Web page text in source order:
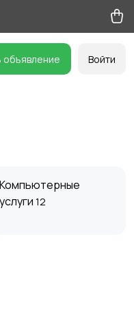
объявление Войти
Компьютерные
услуги 12